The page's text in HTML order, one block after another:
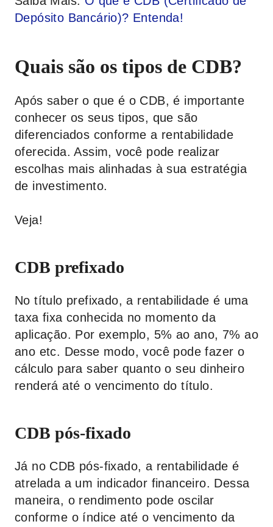
Depósito Bancário)? Entenda!
Quais são os tipos de CDB?
Após saber o que é o CDB, é importante
conhecer os seus tipos, que são
diferenciados conforme a rentabilidade
oferecida. Assim, você pode realizar
escolhas mais alinhadas à sua estratégia
de investimento.
Veja!
CDB prefixado
No título prefixado, a rentabilidade é uma
taxa fixa conhecida no momento da
aplicação. Por exemplo, 5% ao ano, 7% ao
ano etc. Desse modo, você pode fazer o
cálculo para saber quanto o seu dinheiro
renderá até o vencimento do título.
CDB pós-fixado
Já no CDB pós-fixado, a rentabilidade é
atrelada a um indicador financeiro. Dessa
maneira, o rendimento pode oscilar
conforme o índice até o vencimento da